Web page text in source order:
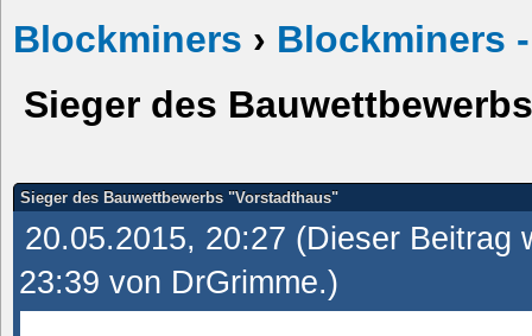
Blockminers › Blockminers
Sieger des
Sieger des Bauwettbewerbs "Vorstadthaus"
20.05.2015, 20:27 (Dieser Beitrag
23:39 von DrGrimme.)